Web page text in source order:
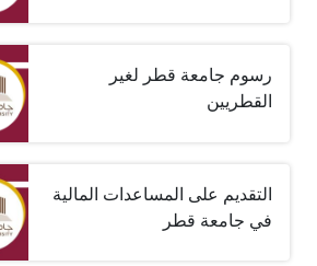
رسوم جامعة قطر لغير
القطريين
التقديم على المساعدات المالية
في جامعة قطر